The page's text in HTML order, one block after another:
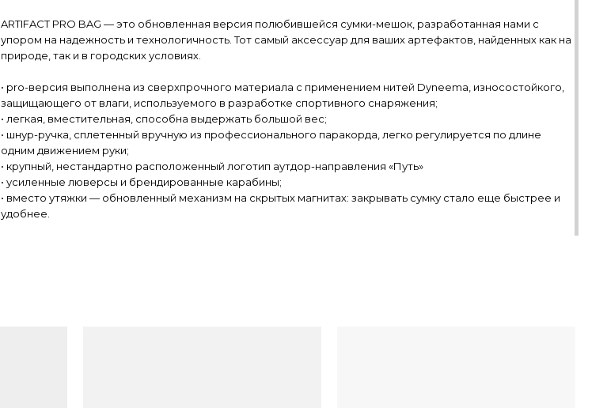
ARTIFACT PRO BAG — это обновленная версия полюбившейся сумки-мешок, разработанная нами с
упором на надежность и технологичность. Тот самый аксессуар для ваших артефактов, найденных как на
природе, так и в городских условиях.
• pro-версия выполнена из сверхпрочного материала с применением нитей Dyneema, износостойкого,
защищающего от влаги, используемого в разработке спортивного снаряжения;
• легкая, вместительная, способна выдержать большой вес;
• шнур-ручка, сплетенный вручную из профессионального паракорда, легко регулируется по длине
одним движением руки;
• крупный, нестандартно расположенный логотип аутдор-направления «Путь»
• усиленные люверсы и брендированные карабины;
• вместо утяжки — обновленный механизм на скрытых магнитах: закрывать сумку стало еще быстрее и
удобнее.